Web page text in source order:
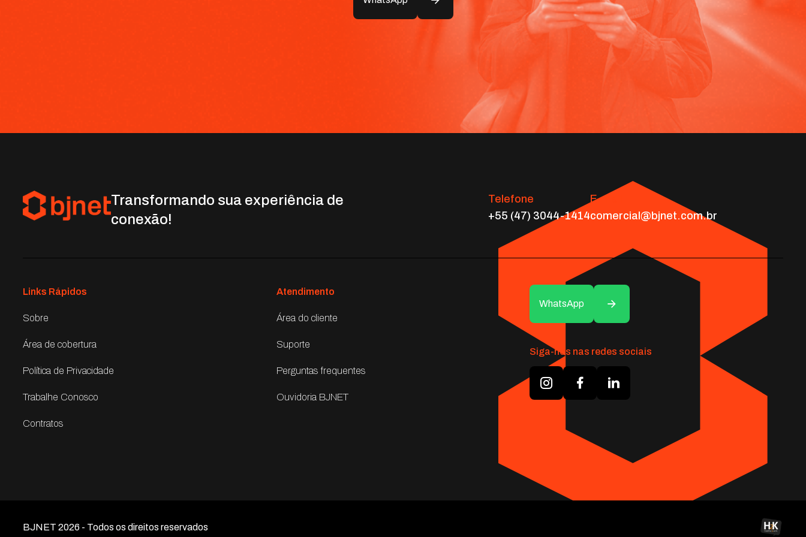
Transformando sua experiência de
conexão!
Telefone
+55 (47) 3044-1414
E-mail
comercial@bjnet.com.br
Links Rápidos
Sobre
Área de cobertura
Política de Privacidade
Trabalhe Conosco
Contratos
Atendimento
Área do cliente
Suporte
Perguntas frequentes
Ouvidoria BJNET
WhatsApp
Siga-nos nas redes sociais
BJNET 2026 - Todos os direitos reservados